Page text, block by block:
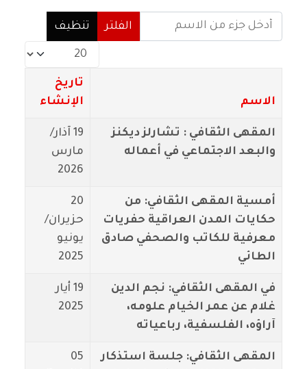
أدخل جزء من الاسم
الفلتر
تنظيف
عدد الإظهارات:
الاسم
تاريخ
الإنشاء
المقهى الثقافي : تشارلز ديكنز
والبعد الاجتماعي في أعماله
19 آذار/
مارس
2026
أمسية المقهى الثقافي: من
حكايات المدن العراقية حفريات
معرفية للكاتب والصحفي صادق
الطائي
20
حزيران/
يونيو
2025
في المقهى الثقافي: نجم الدين
غلام عن عمر الخيام علومه،
آراؤه، الفلسفية، رباعياته
19 أيار
2025
المقهى الثقافي: جلسة استذكار
05